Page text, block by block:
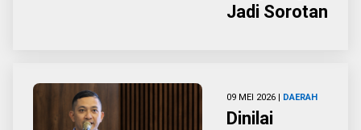
Jadi Sorotan
09 MEI 2026 | DAERAH
Dinilai